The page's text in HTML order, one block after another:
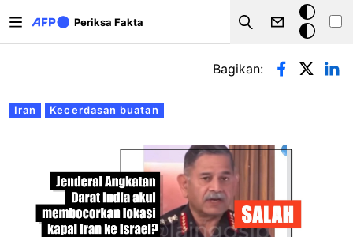
Periksa Fakta
Search
Mode
gelap
Tab primer
Iran Kecerdasan buatan
Bagikan: